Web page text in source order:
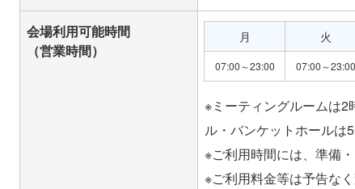
会場利用可能時間
（営業時間）
月
07:00～23:00
火
07:00～23:00
※ミーティングルームは2
ル・バンケットホールは
※ご利用時間には、準備
※ご利用料金等は予告な